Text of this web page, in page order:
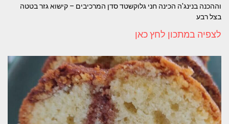
וההכנה בנינג'ה הכינה חני גלוקשטד סדן המרכיבים – קישוא גזר בטטה
בצל רבע
לצפיה במתכון לחץ כאן